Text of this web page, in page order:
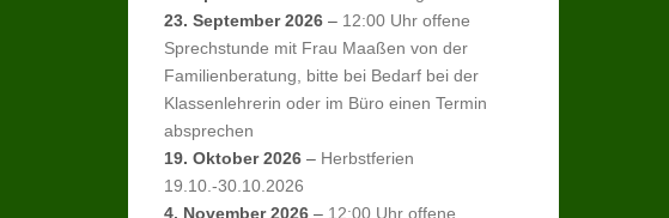
23. September 2026 – 12:00 Uhr offene
Sprechstunde mit Frau Maaßen von der
Familienberatung, bitte bei Bedarf bei der
Klassenlehrerin oder im Büro einen Termin
absprechen
19. Oktober 2026 – Herbstferien
19.10.-30.10.2026
4. November 2026 – 12:00 Uhr offene